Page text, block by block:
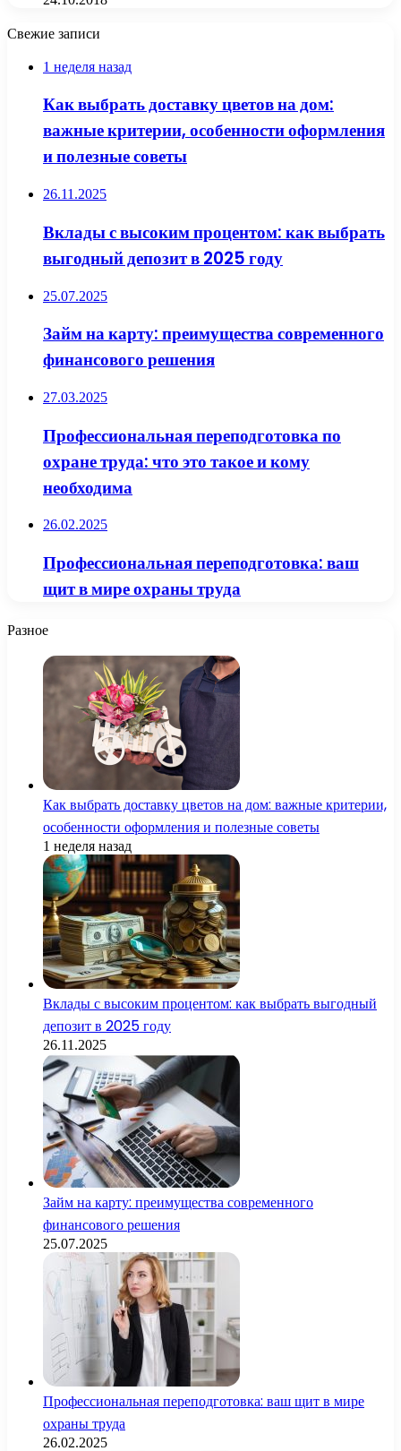
Свежие записи
1 неделя назад
Как выбрать доставку цветов на дом:
важные критерии, особенности оформления
и полезные советы
26.11.2025
Вклады с высоким процентом: как выбрать
выгодный депозит в 2025 году
25.07.2025
Займ на карту: преимущества современного
финансового решения
27.03.2025
Профессиональная переподготовка по
охране труда: что это такое и кому
необходима
26.02.2025
Профессиональная переподготовка: ваш
щит в мире охраны труда
Разное
Как выбрать доставку цветов на дом: важные критерии,
особенности оформления и полезные советы
1 неделя назад
Вклады с высоким процентом: как выбрать выгодный
депозит в 2025 году
26.11.2025
Займ на карту: преимущества современного
финансового решения
25.07.2025
Профессиональная переподготовка: ваш щит в мире
охраны труда
26.02.2025